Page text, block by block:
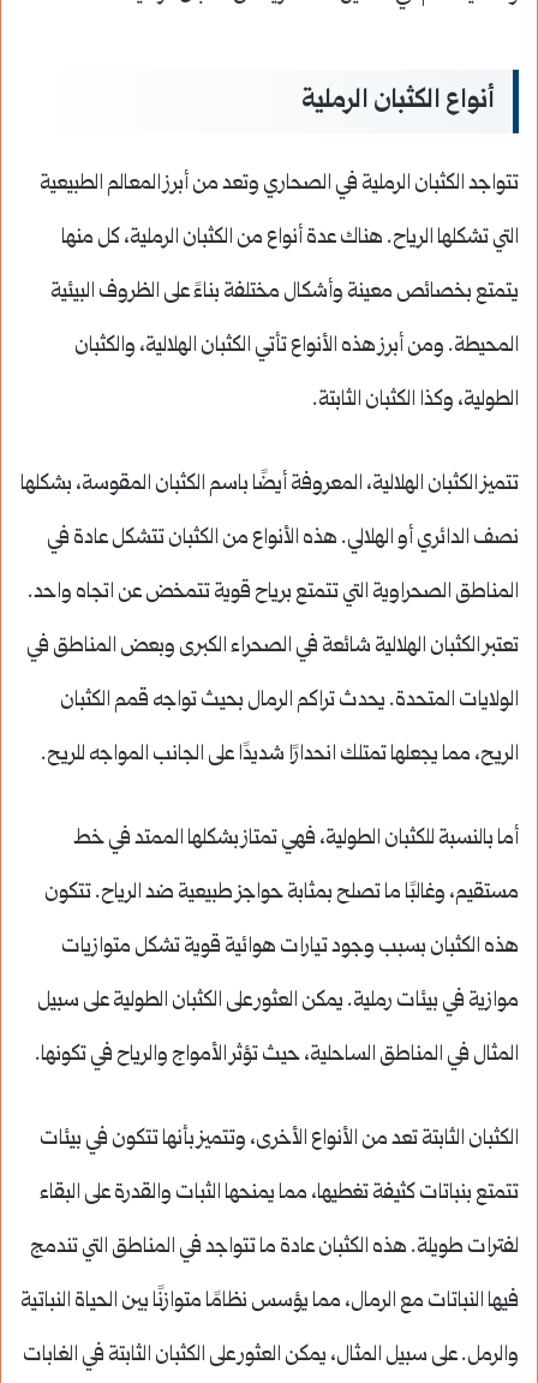
أنواع الكثبان الرملية
تتواجد الكثبان الرملية في الصحاري وتعد من أبرز المعالم الطبيعية
التي تشكلها الرياح. هناك عدة أنواع من الكثبان الرملية، كل منها
يتمتع بخصائص معينة وأشكال مختلفة بناءً على الظروف البيئية
المحيطة. ومن أبرز هذه الأنواع تأتي الكثبان الهلالية، والكثبان
الطولية، وكذا الكثبان الثابتة.
تتميز الكثبان الهلالية، المعروفة أيضًا باسم الكثبان المقوسة، بشكلها
نصف الدائري أو الهلالي. هذه الأنواع من الكثبان تتشكل عادة في
المناطق الصحراوية التي تتمتع برياح قوية تتمخض عن اتجاه واحد.
تعتبر الكثبان الهلالية شائعة في الصحراء الكبرى وبعض المناطق في
الولايات المتحدة. يحدث تراكم الرمال بحيث تواجه قمم الكثبان
الريح، مما يجعلها تمتلك انحدارًا شديدًا على الجانب المواجه للريح.
أما بالنسبة للكثبان الطولية، فهي تمتاز بشكلها الممتد في خط
مستقيم، وغالبًا ما تصلح بمثابة حواجز طبيعية ضد الرياح. تتكون
هذه الكثبان بسبب وجود تيارات هوائية قوية تشكل متوازيات
موازية في بيئات رملية. يمكن العثور على الكثبان الطولية على سبيل
المثال في المناطق الساحلية، حيث تؤثر الأمواج والرياح في تكونها.
الكثبان الثابتة تعد من الأنواع الأخرى، وتتميز بأنها تتكون في بيئات
تتمتع بنباتات كثيفة تغطيها، مما يمنحها الثبات والقدرة على البقاء
لفترات طويلة. هذه الكثبان عادة ما تتواجد في المناطق التي تندمج
فيها النباتات مع الرمال، مما يؤسس نظامًا متوازنًا بين الحياة النباتية
والرمل. على سبيل المثال، يمكن العثور على الكثبان الثابتة في الغابات